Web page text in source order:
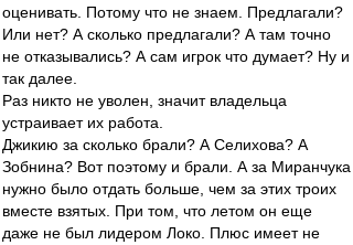
оценивать. Потому что не знаем. Предлагали?
Или нет? А сколько предлагали? А там точно
не отказывались? А сам игрок что думает? Ну и
так далее.
Раз никто не уволен, значит владельца
устраивает их работа.
Джикию за сколько брали? А Селихова? А
Зобнина? Вот поэтому и брали. А за Миранчука
нужно было отдать больше, чем за этих троих
вместе взятых. При том, что летом он еще
даже не был лидером Локо. Плюс имеет не